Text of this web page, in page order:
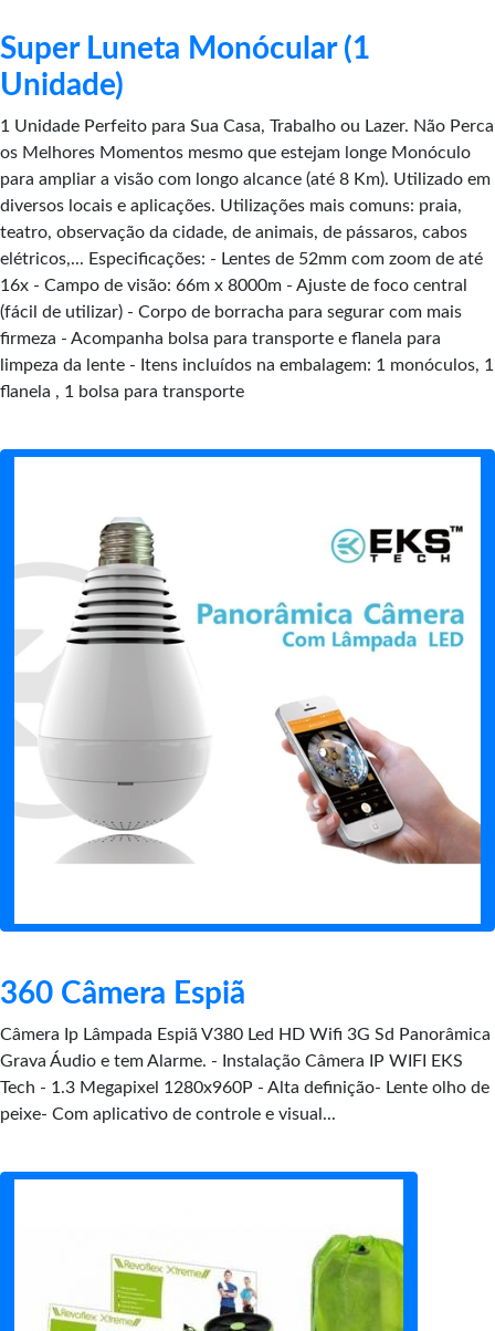
Super Luneta Monócular (1
Unidade)
1 Unidade Perfeito para Sua Casa, Trabalho ou Lazer. Não Perca
os Melhores Momentos mesmo que estejam longe Monóculo
para ampliar a visão com longo alcance (até 8 Km). Utilizado em
diversos locais e aplicações. Utilizações mais comuns: praia,
teatro, observação da cidade, de animais, de pássaros, cabos
elétricos,... Especificações: - Lentes de 52mm com zoom de até
16x - Campo de visão: 66m x 8000m - Ajuste de foco central
(fácil de utilizar) - Corpo de borracha para segurar com mais
firmeza - Acompanha bolsa para transporte e flanela para
limpeza da lente - Itens incluídos na embalagem: 1 monóculos, 1
flanela , 1 bolsa para transporte
360 Câmera Espiã
Câmera Ip Lâmpada Espiã V380 Led HD Wifi 3G Sd Panorâmica
Grava Áudio e tem Alarme. - Instalação Câmera IP WIFI EKS
Tech - 1.3 Megapixel 1280x960P - Alta definição- Lente olho de
peixe- Com aplicativo de controle e visual...